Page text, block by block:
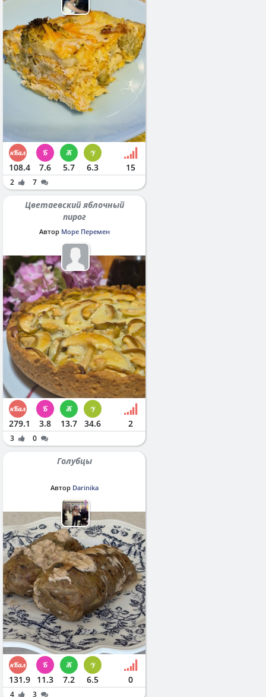
108.4 7.6 5.7 6.3 15
2 7
Цветаевский яблочный
пирог
Автор Море Перемен
279.1 3.8 13.7 34.6 2
3 0
Голубцы
Автор Darinika
131.9 11.3 7.2 6.5 0
4
3